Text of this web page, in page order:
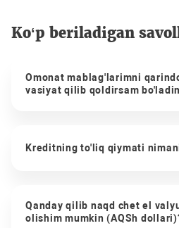
Ko‘p beriladigan
Omonat mablag'larimni
vasiyat qilib qoldirsam
Kreditning to'liq qiymati
Qanday qilib naqd chet el
olishim mumkin (AQSh